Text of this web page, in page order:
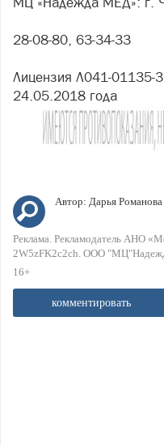
28-08-80, 63-34-33
Лицензия Л041-
24.05.2018 года
Автор: Дарья Романова
Реклама. Рекламодатель АНО
2W5zFK2c2ch. ООО
16+
комментировать